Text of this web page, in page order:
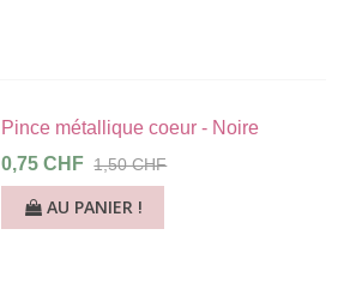
Pince métallique coeur - Noire
0,75 CHF 1,50 CHF
AU PANIER !